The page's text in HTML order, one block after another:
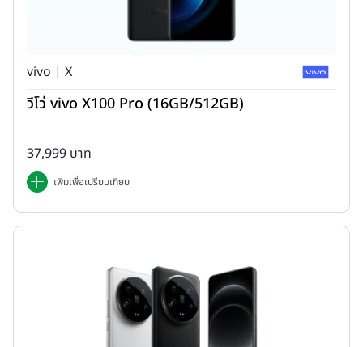
เมนูการใช้งาน (Software & Features)
ความบันเทิงและการเล่นเกม
ระบบเสียง
คะแนนทดสอบประสิทธิภาพการใช้งาน
vivo | X
วีโว่ vivo X100 Pro (16GB/512GB)
37,999 บาท
เพิ่มเพื่อเปรียบเทียบ